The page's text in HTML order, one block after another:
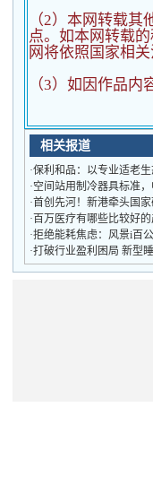
（2） 本网转载其
点。如本网转载
网将依照国家相
（3）如因作品
相关报道
·保利和品：以专业适老
·空间站用制冷器具标准
·首创先河！新港牵头国
· 百万医疗有哪些比较好
·拒绝能耗焦虑：风景i百
·打破行业盈利困局 新型